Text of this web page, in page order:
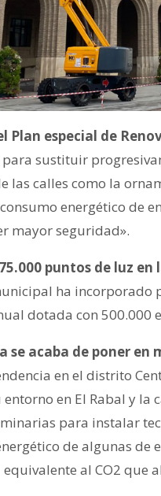
Plan especial de
sustituir
calles como la
energético de
mayor seguridad».
puntos de luz en
ha incorporado
dotada con 500.000
se acaba de poner
en el distrito
en El Rabal y la
para instalar
de algunas
al CO2 que